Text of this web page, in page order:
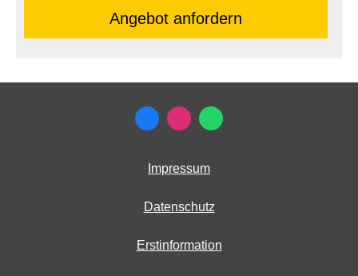
An­ge­bot an­for­dern
Impressum
Datenschutz
Erstinformation